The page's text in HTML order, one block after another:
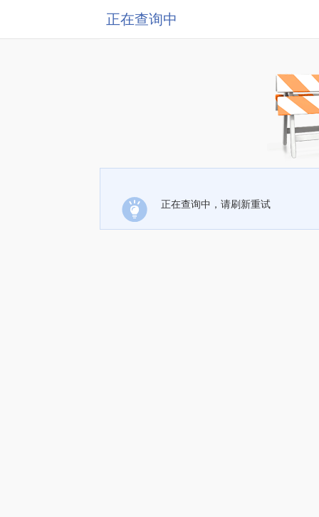
正在查询中
正在查询中，请刷新重试